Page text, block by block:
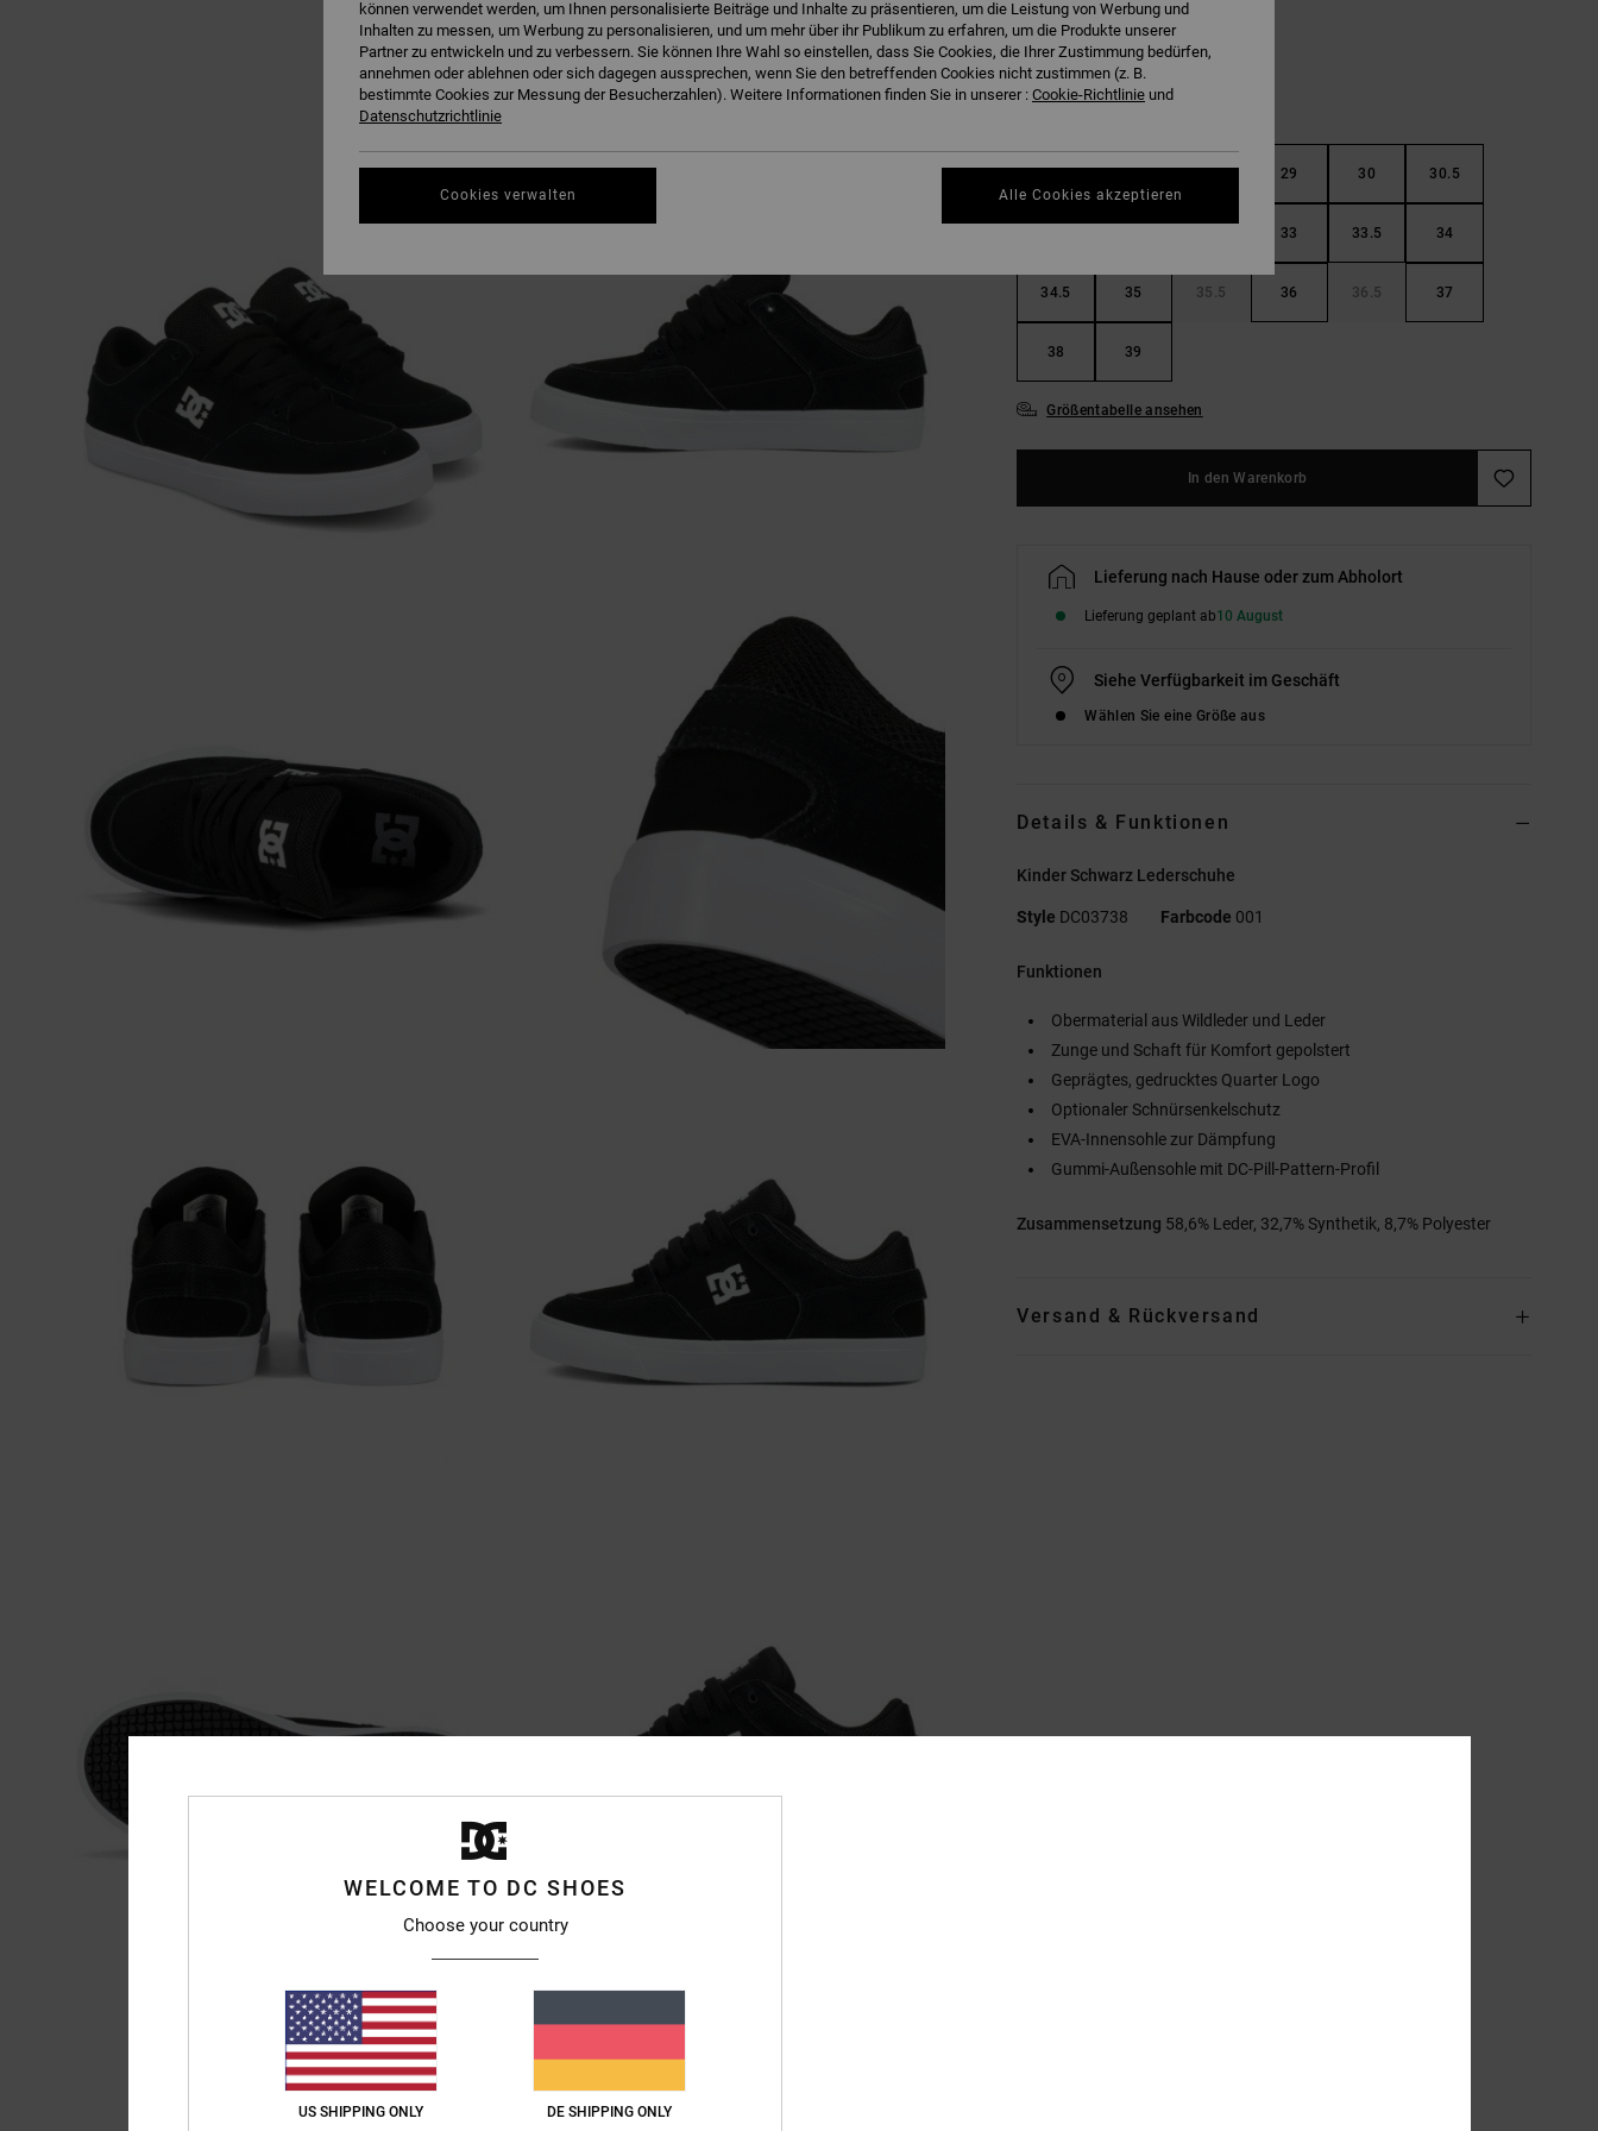
27.5 28 28.5 29 30 30.5
33 33.5 34
34.5 35 35.5 36 36.5 37
38 39
Größentabelle ansehen
In den Warenkorb
Lieferung nach Hause oder zum Abholort
Lieferung geplant ab10 August
Siehe Verfügbarkeit im Geschäft
Wählen Sie eine Größe aus
Details & Funktionen
Kinder Schwarz Lederschuhe
Style DC03738 Farbcode 001
Funktionen
Obermaterial aus Wildleder und Leder
Zunge und Schaft für Komfort gepolstert
Geprägtes, gedrucktes Quarter Logo
Optionaler Schnürsenkelschutz
EVA-Innensohle zur Dämpfung
Gummi-Außensohle mit DC-Pill-Pattern-Profil
Zusammensetzung 58,6% Leder, 32,7% Synthetik, 8,7% Polyester
Versand & Rückversand
WELCOME TO DC SHOES
Choose your country
US SHIPPING ONLY DE SHIPPING ONLY
können verwendet werden, um Ihnen personalisierte Beiträge und Inhalte zu präsentieren, um die Leistung von Werbung und
Inhalten zu messen, um Werbung zu personalisieren, und um mehr über ihr Publikum zu erfahren, um die Produkte unserer
Partner zu entwickeln und zu verbessern. Sie können Ihre Wahl so einstellen, dass Sie Cookies, die Ihrer Zustimmung bedürfen,
annehmen oder ablehnen oder sich dagegen aussprechen, wenn Sie den betreffenden Cookies nicht zustimmen (z. B.
bestimmte Cookies zur Messung der Besucherzahlen). Weitere Informationen finden Sie in unserer : Cookie-Richtlinie und
Datenschutzrichtlinie
Cookies verwalten Alle Cookies akzeptieren